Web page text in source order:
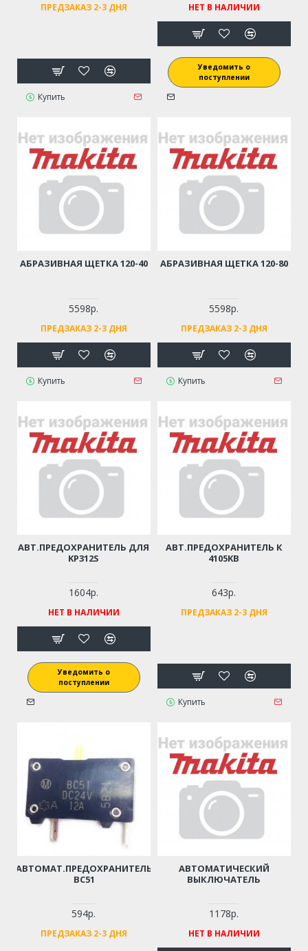
ПРЕДЗАКАЗ 2-3 ДНЯ
Купить
НЕТ В НАЛИЧИИ
Уведомить о
поступлении
АБРАЗИВНАЯ ЩЕТКА 120-40
5598р.
ПРЕДЗАКАЗ 2-3 ДНЯ
Купить
АБРАЗИВНАЯ ЩЕТКА 120-80
5598р.
ПРЕДЗАКАЗ 2-3 ДНЯ
Купить
АВТ.ПРЕДОХРАНИТЕЛЬ ДЛЯ
KP312S
1604р.
НЕТ В НАЛИЧИИ
Уведомить о
поступлении
АВТ.ПРЕДОХРАНИТЕЛЬ К
4105KB
643р.
ПРЕДЗАКАЗ 2-3 ДНЯ
Купить
АВТОМАТ.ПРЕДОХРАНИТЕЛЬ
BC51
594р.
ПРЕДЗАКАЗ 2-3 ДНЯ
АВТОМАТИЧЕСКИЙ
ВЫКЛЮЧАТЕЛЬ
1178р.
НЕТ В НАЛИЧИИ